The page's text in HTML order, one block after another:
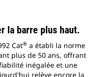
la barre plus haut.
Cat® a établi la norme
plus de 50 ans, offrant
inégalée et une
relève encore la